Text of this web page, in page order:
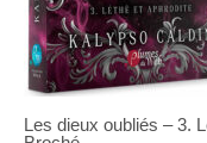
Les dieux oubliés – 3.